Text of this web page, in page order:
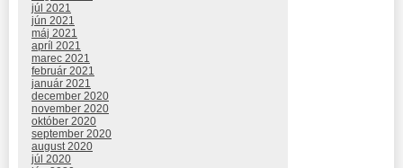
júl 2021
jún 2021
máj 2021
apríl 2021
marec 2021
február 2021
január 2021
december 2020
november 2020
október 2020
september 2020
august 2020
júl 2020